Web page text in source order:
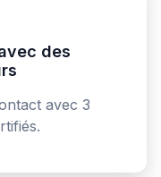
des
avec 3